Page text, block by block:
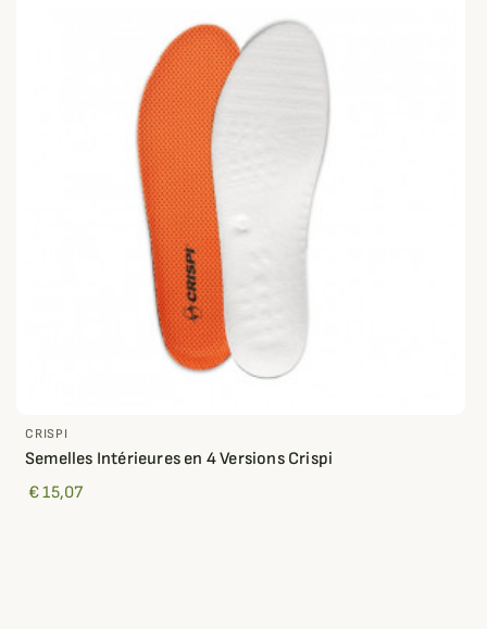
CRISPI
Semelles Intérieures en 4 Versions Crispi
€ 15,07